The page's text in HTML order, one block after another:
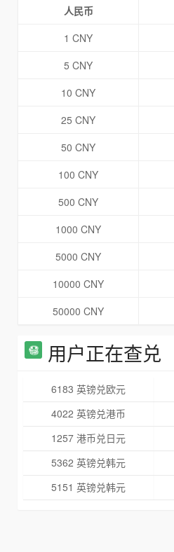
人民币
1 CNY
5 CNY
10 CNY
25 CNY
50 CNY
100 CNY
500 CNY
1000 CNY
5000 CNY
10000 CNY
50000 CNY
用户正在查兑
6183 英镑兑欧元
4022 英镑兑港币
1257 港币兑日元
5362 英镑兑韩元
5151 英镑兑韩元